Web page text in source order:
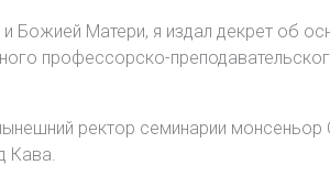
Божией Матери, я издал декрет об
профессорско-
ректор семинарии монсеньор
Кава.